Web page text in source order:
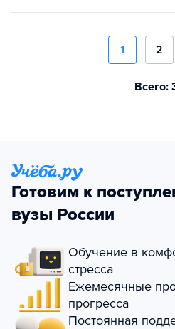
1 2
Всего:
Готовим к
вузы России
Обучение в
стресса
Ежемесячные
прогресса
Постоянная